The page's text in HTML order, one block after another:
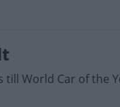
till World Car of the